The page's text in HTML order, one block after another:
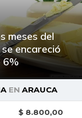
meses del
encareció
6%
EN ARAUCA
$ 8.800,00